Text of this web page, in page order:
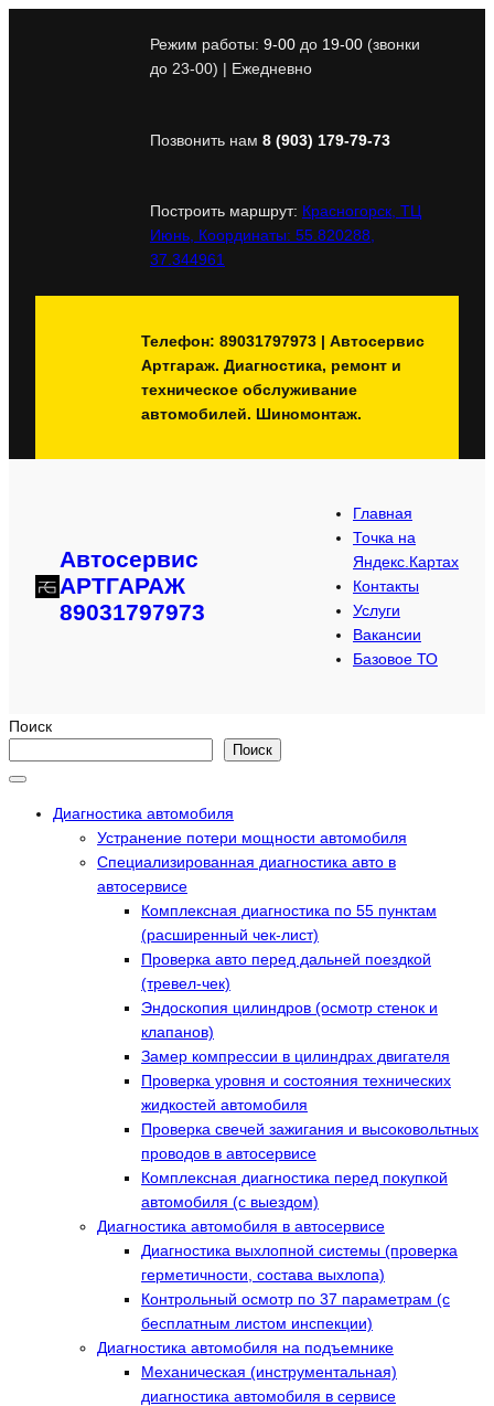
Режим работы: 9-00 до 19-00 (звонки
до 23-00) | Ежедневно
Позвонить нам 8 (903) 179-79-73
Построить маршрут: Красногорск, ТЦ
Июнь, Координаты: 55.820288,
37.344961
Телефон: 89031797973 | Автосервис
Артгараж. Диагностика, ремонт и
техническое обслуживание
автомобилей. Шиномонтаж.
Автосервис
АРТГАРАЖ
89031797973
Главная
Точка на
Яндекс.Картах
Контакты
Услуги
Вакансии
Базовое ТО
Поиск
Поиск
Диагностика автомобиля
Устранение потери мощности автомобиля
Специализированная диагностика авто в
автосервисе
Комплексная диагностика по 55 пунктам
(расширенный чек-лист)
Проверка авто перед дальней поездкой
(тревел-чек)
Эндоскопия цилиндров (осмотр стенок и
клапанов)
Замер компрессии в цилиндрах двигателя
Проверка уровня и состояния технических
жидкостей автомобиля
Проверка свечей зажигания и высоковольтных
проводов в автосервисе
Комплексная диагностика перед покупкой
автомобиля (с выездом)
Диагностика автомобиля в автосервисе
Диагностика выхлопной системы (проверка
герметичности, состава выхлопа)
Контрольный осмотр по 37 параметрам (с
бесплатным листом инспекции)
Диагностика автомобиля на подъемнике
Механическая (инструментальная)
диагностика автомобиля в сервисе